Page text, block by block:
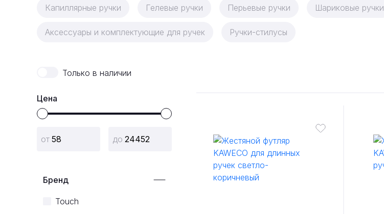
Капиллярные ручки Гелевые ручки Перьевые ручки Шариковые ручки
Аксессуары и комплектующие для ручек Ручки-стилусы
Только в наличии
Цена
Бренд
Touch